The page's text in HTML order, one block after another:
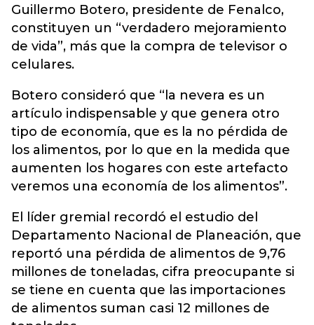
Guillermo Botero, presidente de Fenalco,
constituyen un “verdadero mejoramiento
de vida”, más que la compra de televisor o
celulares.
Botero consideró que “la nevera es un
artículo indispensable y que genera otro
tipo de economía, que es la no pérdida de
los alimentos, por lo que en la medida que
aumenten los hogares con este artefacto
veremos una economía de los alimentos”.
El líder gremial recordó el estudio del
Departamento Nacional de Planeación, que
reportó una pérdida de alimentos de 9,76
millones de toneladas, cifra preocupante si
se tiene en cuenta que las importaciones
de alimentos suman casi 12 millones de